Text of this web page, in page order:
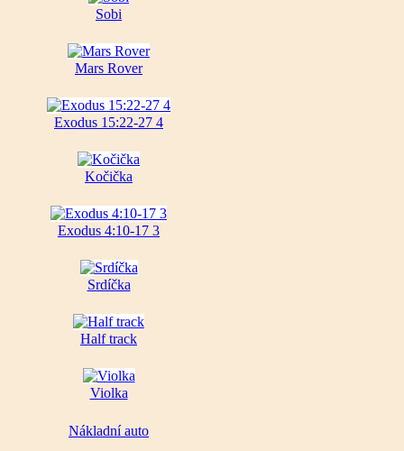
Sobi
Mars Rover
Exodus 15:22-27 4
Kočička
Exodus 4:10-17 3
Srdíčka
Half track
Violka
Nákladní auto